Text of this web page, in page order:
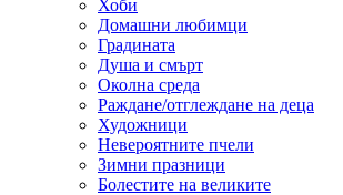
Хоби
Домашни любимци
Градината
Душа и смърт
Околна среда
Раждане/отглеждане на деца
Художници
Невероятните пчели
Зимни празници
Болестите на великите